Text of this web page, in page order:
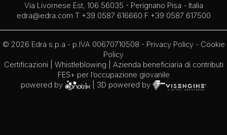
Via Livornese Est, 106 56035 - Perignano Pisa - Italia
edra@edra.com T +39 0587 616660 F +39 0587 617500
© 2026 Edra s.p.a - p.IVA 00670710508 - Privacy Policy- Cookie
Policy
Certificazioni
Whistleblowing | Azienda beneficiaria di contributi
FES+ per l’occupazione giovanile
powered by
| 3D powered by